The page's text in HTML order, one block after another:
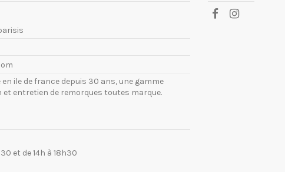
ile de france depuis 30 ans, une gamme
entretien de remorques toutes marque.
et de 14h à 18h30